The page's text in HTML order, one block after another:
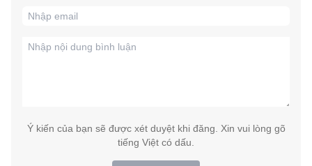
Ý kiến của bạn sẽ được xét duyệt khi đăng. Xin vui lòng gõ
tiếng Việt có dấu.